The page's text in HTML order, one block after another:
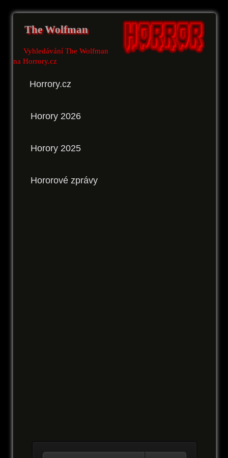
The Wolfman
Vyhledávání The Wolfman
na Horrory.cz
Horrory.cz
Horory 2026
Horory 2025
Hororové zprávy